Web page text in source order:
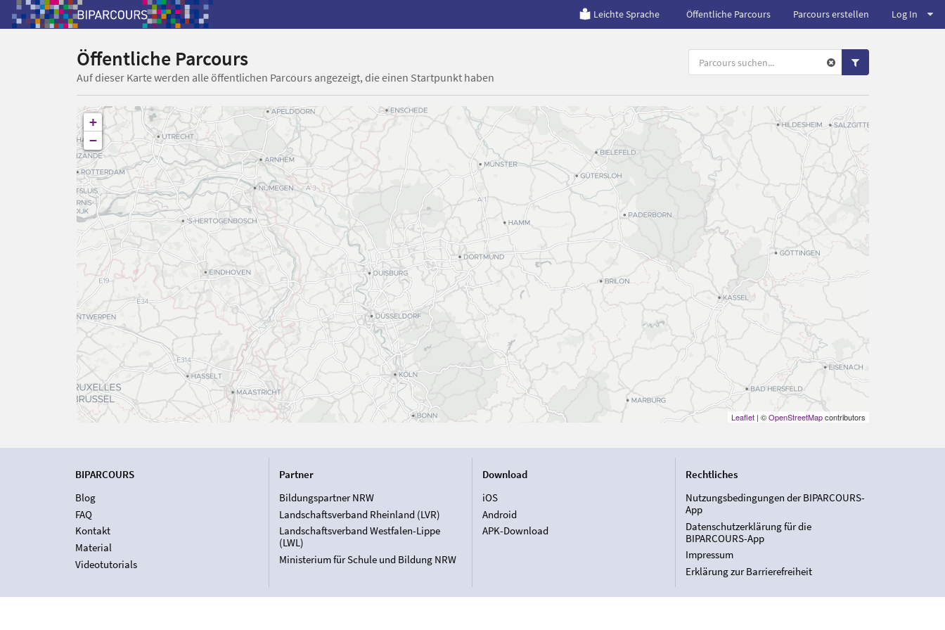
Leichte Sprache Öffentliche Parcours Parcours erstellen Log In
Öffentliche Parcours
Auf dieser Karte werden alle öffentlichen Parcours angezeigt, die einen Startpunkt haben
+
−
Leaflet| ©OpenStreetMapcontributors
BIPARCOURS
Blog
FAQ
Kontakt
Material
Videotutorials
Partner
Bildungspartner NRW
Landschaftsverband Rheinland (LVR)
Landschaftsverband Westfalen-Lippe
(LWL)
Ministerium für Schule und Bildung NRW
Download
iOS
Android
APK-Download
Rechtliches
Nutzungsbedingungen der BIPARCOURS-
App
Datenschutzerklärung für die
BIPARCOURS-App
Impressum
Erklärung zur Barrierefreiheit